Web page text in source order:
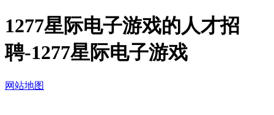
1277星际电子游戏的人才招
聘-1277星际电子游戏
网站地图